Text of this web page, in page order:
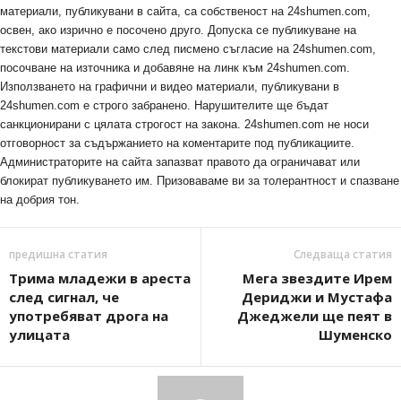
материали, публикувани в сайта, са собственост на 24shumen.com,
освен, ако изрично е посочено друго. Допуска се публикуване на
текстови материали само след писмено съгласие на 24shumen.com,
посочване на източника и добавяне на линк към 24shumen.com.
Използването на графични и видео материали, публикувани в
24shumen.com е строго забранено. Нарушителите ще бъдат
санкционирани с цялата строгост на закона. 24shumen.com не носи
отговорност за съдържанието на коментарите под публикациите.
Администраторите на сайта запазват правото да ограничават или
блокират публикуването им. Призоваваме ви за толерантност и спазване
на добрия тон.
предишна статия
Трима младежи в ареста
след сигнал, че
употребяват дрога на
улицата
Следваща статия
Мега звездите Ирем
Дериджи и Мустафа
Джеджели ще пеят в
Шуменско